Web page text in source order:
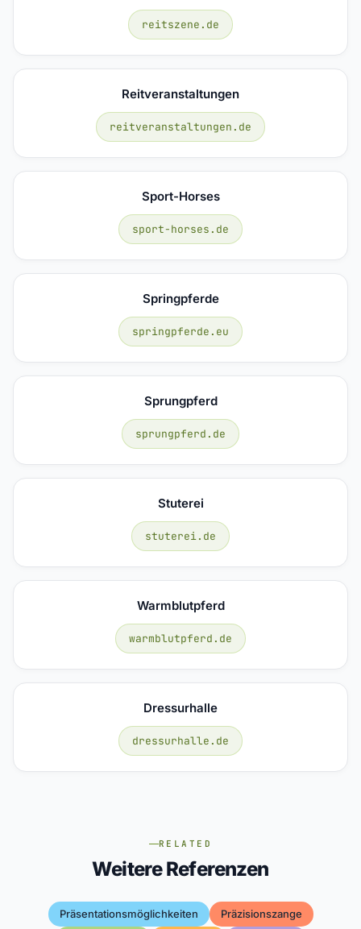
reitszene.de
Reitveranstaltungen
reitveranstaltungen.de
Sport-Horses
sport-horses.de
Springpferde
springpferde.eu
Sprungpferd
sprungpferd.de
Stuterei
stuterei.de
Warmblutpferd
warmblutpferd.de
Dressurhalle
dressurhalle.de
RELATED
Weitere Referenzen
Präsentationsmöglichkeiten Präzisionszange